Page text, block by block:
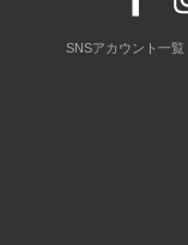
SNSアカウント一覧